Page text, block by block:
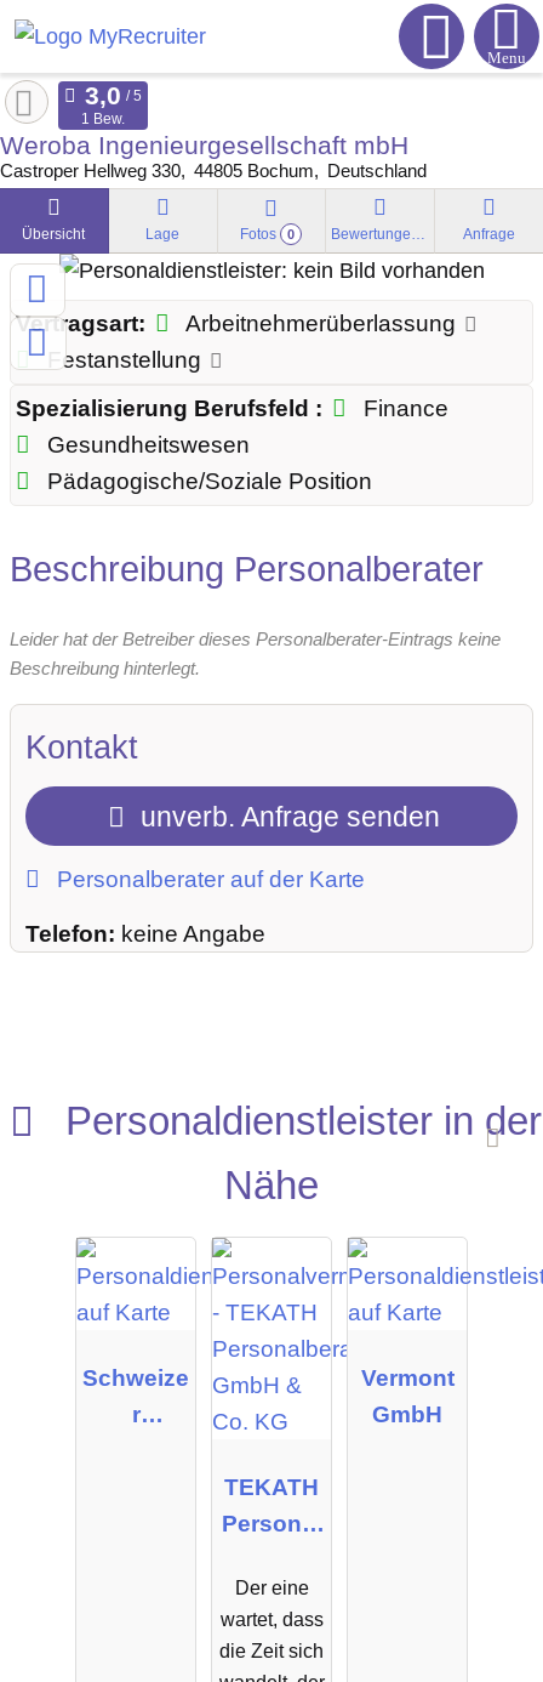
Menu
Weroba Ingenieurgesellschaft mbH
Castroper Hellweg 330 44805 Bochum Deutschland
1 Bew.
Übersicht Lage Fotos 0 Bewertungen Anfrage
Vertragsart:
Arbeitnehmerüberlassung
Festanstellung
Spezialisierung Berufsfeld :
Finance
Gesundheitswesen
Pädagogische/Soziale Position
Beschreibung Personalberater
Leider hat der Betreiber dieses Personalberater-Eintrags keine
Beschreibung hinterlegt.
Kontakt
unverb. Anfrage senden
Personalberater auf der Karte
Telefon: keine Angabe
Personaldienstleister in der
Nähe
Schweize
r
TEKATH
Personal
GmbH &
Co. KG
Der eine
wartet, dass
die Zeit sich
Vermont
GmbH